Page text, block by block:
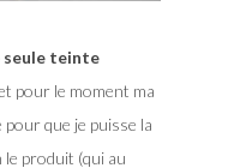
seule teinte
pour le moment ma
que je puisse la
produit (qui au